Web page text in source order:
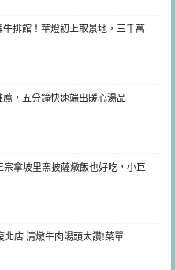
排館！華燈初上取景地，三千萬
，五分鐘快速端出暖心湯品
宗拿坡里窯披薩燉飯也好吃，小巨
北店 清燉牛肉湯頭太讚!菜單